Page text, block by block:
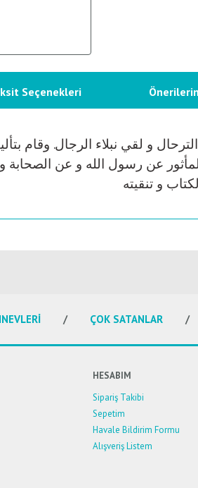
Seçenekleri
و لقي نبلاء الرجال. وقام
عن رسول الله و عن
Bu ürüne ilk yorumu
Yorum Yaz
ÇOK SATANLAR
HESABIM
Sipariş Takibi
Sepetim
Havale Bildirim Formu
Alışveriş Listem